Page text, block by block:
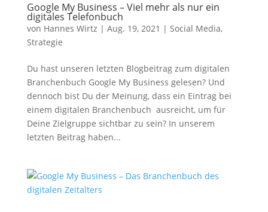
Google My Business – Viel mehr als nur ein
digitales Telefonbuch
von Hannes Wirtz | Aug. 19, 2021 | Social Media,
Strategie
Du hast unseren letzten Blogbeitrag zum digitalen
Branchenbuch Google My Business gelesen? Und
dennoch bist Du der Meinung, dass ein Eintrag bei
einem digitalen Branchenbuch ausreicht, um für
Deine Zielgruppe sichtbar zu sein? In unserem
letzten Beitrag haben...